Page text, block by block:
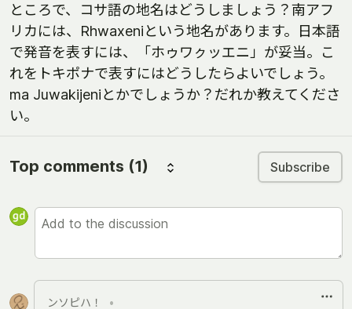
ところで、コサ語の地名はどうしましょう？南アフ
リカには、Rhwaxeniという地名があります。日本語
で発音を表すには、「ホゥワㇰッエニ」が妥当。こ
れをトキポナで表すにはどうしたらよいでしょう。
ma Juwakijeniとかでしょうか？だれか教えてくださ
い。
Top comments (1) Subscribe
ンソピハ！ •